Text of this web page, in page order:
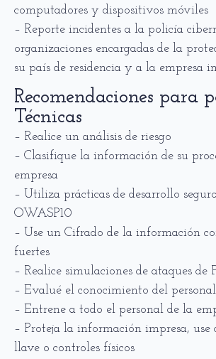
computadores y dispositivos móviles
– Reporte incidentes a la policía
organizaciones encargadas de la
su país de residencia y a la empresa
Recomendaciones para
Técnicas
– Realice un análisis de riesgo
– Clasifique la información de su
empresa
– Utiliza prácticas de desarrollo
OWASP10
– Use un Cifrado de la información
fuertes
– Realice simulaciones de ataques de
– Evalué el conocimiento del personal
– Entrene a todo el personal de la
– Proteja la información impresa, use
llave o controles físicos